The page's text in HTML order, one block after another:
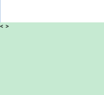
< >